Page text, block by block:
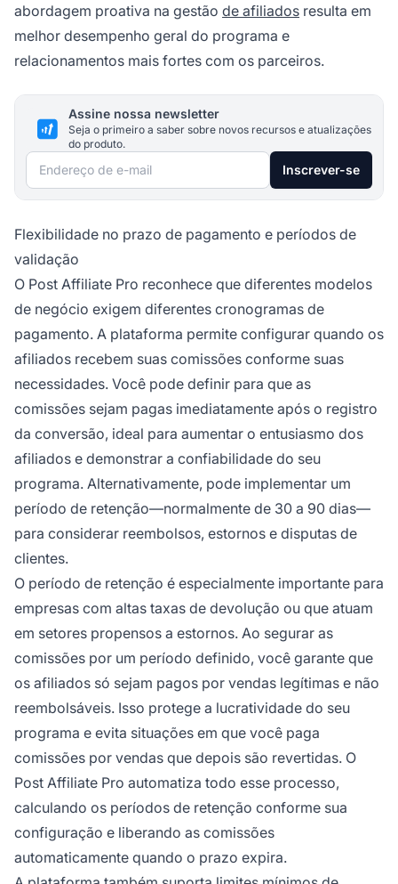
abordagem proativa na gestão de afiliados resulta em
melhor desempenho geral do programa e
relacionamentos mais fortes com os parceiros.
Assine nossa newsletter
Seja o primeiro a saber sobre novos recursos e atualizações
do produto.
Endereço de e-mail Inscrever-se
Flexibilidade no prazo de pagamento e períodos de
validação
O Post Affiliate Pro reconhece que diferentes modelos
de negócio exigem diferentes cronogramas de
pagamento. A plataforma permite configurar quando os
afiliados recebem suas comissões conforme suas
necessidades. Você pode definir para que as
comissões sejam pagas imediatamente após o registro
da conversão, ideal para aumentar o entusiasmo dos
afiliados e demonstrar a confiabilidade do seu
programa. Alternativamente, pode implementar um
período de retenção—normalmente de 30 a 90 dias—
para considerar reembolsos, estornos e disputas de
clientes.
O período de retenção é especialmente importante para
empresas com altas taxas de devolução ou que atuam
em setores propensos a estornos. Ao segurar as
comissões por um período definido, você garante que
os afiliados só sejam pagos por vendas legítimas e não
reembolsáveis. Isso protege a lucratividade do seu
programa e evita situações em que você paga
comissões por vendas que depois são revertidas. O
Post Affiliate Pro automatiza todo esse processo,
calculando os períodos de retenção conforme sua
configuração e liberando as comissões
automaticamente quando o prazo expira.